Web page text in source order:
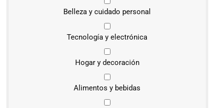
Belleza y cuidado personal
Tecnología y electrónica
Hogar y decoración
Alimentos y bebidas